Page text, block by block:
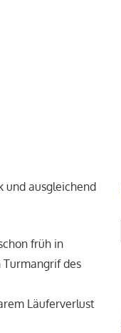
und ausgleichend
früh in
des
Läuferverlust